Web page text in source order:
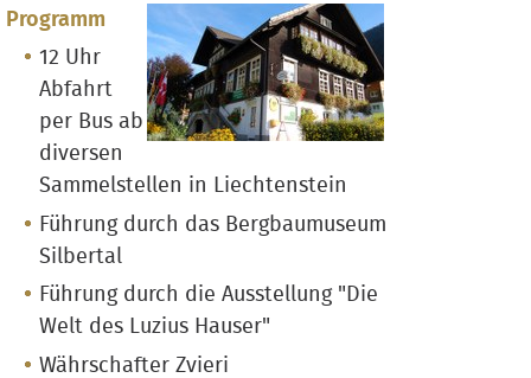
Programm
12 Uhr
Abfahrt
per Bus ab
diversen
Sammelstellen in Liechtenstein
Führung durch das Bergbaumuseum
Silbertal
Führung durch die Ausstellung "Die
Welt des Luzius Hauser"
Währschafter Zvieri